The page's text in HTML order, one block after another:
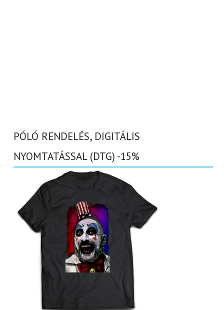
PÓLÓ RENDELÉS, DIGITÁLIS
NYOMTATÁSSAL (DTG) -15%